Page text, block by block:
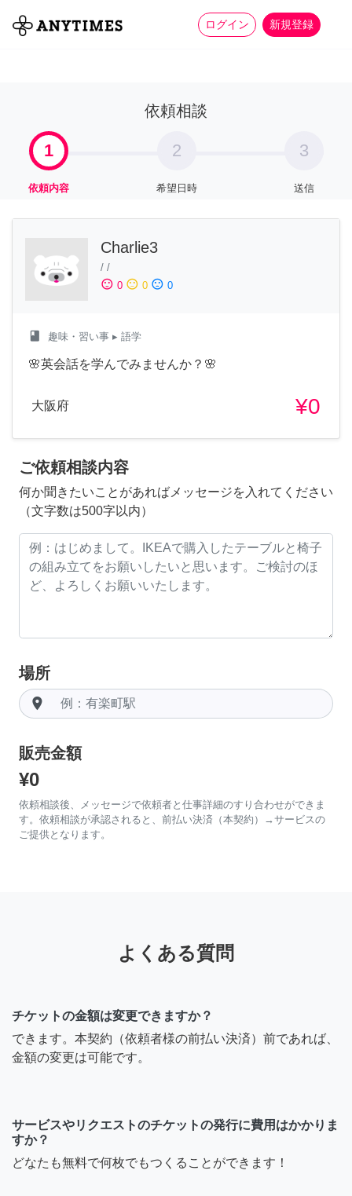
ログイン 新規登録
全て 家事 more_horiz
依頼相談
1
依頼内容
2
希望日時
3
送信
Charlie3
/ /
sentiment_satisfied 0 sentiment_neutral 0 sentiment_dissatisfied 0
class 趣味・習い事 ▸ 語学
🌸英会話を学んでみませんか？🌸
大阪府 ¥0
ご依頼相談内容
何か聞きたいことがあればメッセージを入れてください
（文字数は500字以内）
場所
room
販売金額
¥0
依頼相談後、メッセージで依頼者と仕事詳細のすり合わせができま
す。依頼相談が承認されると、前払い決済（本契約）→サービスの
ご提供となります。
よくある質問
チケットの金額は変更できますか？
できます。本契約（依頼者様の前払い決済）前であれば、
金額の変更は可能です。
サービスやリクエストのチケットの発行に費用はかかりま
すか？
どなたも無料で何枚でもつくることができます！